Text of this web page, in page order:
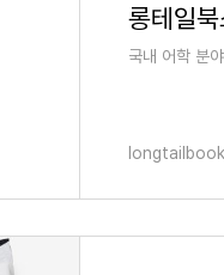
롱테일
국내 어학 분